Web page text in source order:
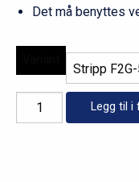
Det må benyttes
Malingsfjerner
antall
Legg til i